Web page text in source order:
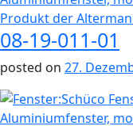
08-19-011-01
posted on 27.